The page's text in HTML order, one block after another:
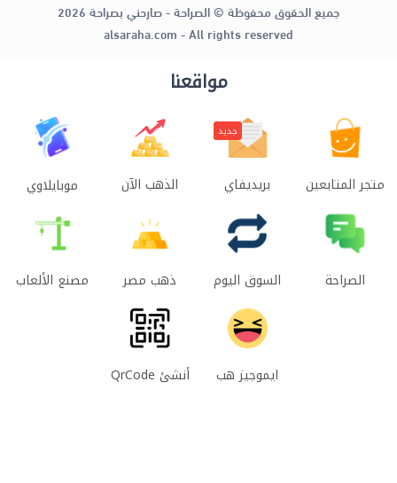
جميع الحقوق محفوظة © الصراحة - صارحني بصراحة 2026
alsaraha.com - All rights reserved